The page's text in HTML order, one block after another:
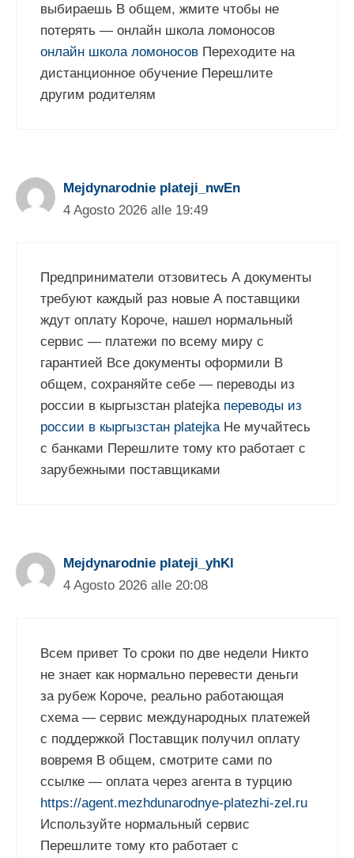
выбираешь В общем, жмите чтобы не
потерять — онлайн школа ломоносов
онлайн школа ломоносов Переходите на
дистанционное обучение Перешлите
другим родителям
Mejdynarodnie plateji_nwEn
4 Agosto 2026 alle 19:49
Предприниматели отзовитесь А документы
требуют каждый раз новые А поставщики
ждут оплату Короче, нашел нормальный
сервис — платежи по всему миру с
гарантией Все документы оформили В
общем, сохраняйте себе — переводы из
россии в кыргызстан platejka переводы из
россии в кыргызстан platejkaНе мучайтесь
с банками Перешлите тому кто работает с
зарубежными поставщиками
Mejdynarodnie plateji_yhKl
4 Agosto 2026 alle 20:08
Всем привет То сроки по две недели Никто
не знает как нормально перевести деньги
за рубеж Короче, реально работающая
схема — сервис международных платежей
с поддержкой Поставщик получил оплату
вовремя В общем, смотрите сами по
ссылке — оплата через агента в турцию
https://agent.mezhdunarodnye-platezhi-zel.ru
Используйте нормальный сервис
Перешлите тому кто работает с